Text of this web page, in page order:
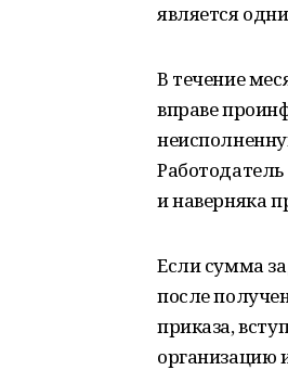
является
В течение
вправе
и наверняка
Если сумма
после
приказа,
организацию